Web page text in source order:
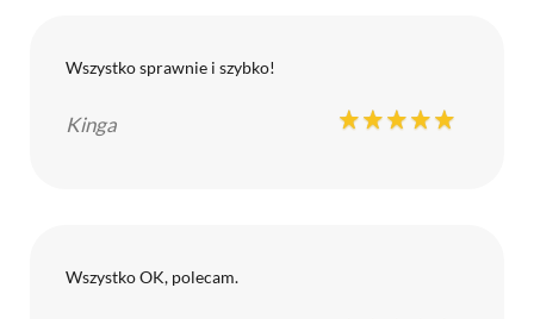
Wszystko sprawnie i szybko!
Kinga
Wszystko OK, polecam.